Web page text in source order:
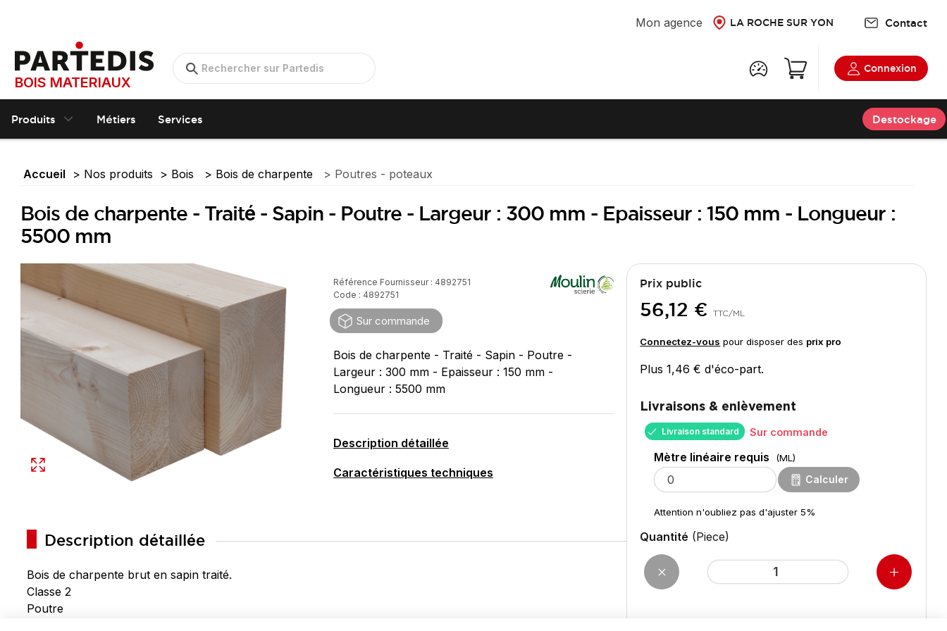
Mon agence LA ROCHE SUR YON Contact
BOIS MATERIAUX
Connexion
Produits Métiers Services Destockage
Accueil Nos produits Bois Bois de charpente Poutres - poteaux
Bois de charpente - Traité - Sapin - Poutre - Largeur : 300 mm - Epaisseur : 150 mm - Longueur :
5500 mm
Référence Fournisseur : 4892751
Code : 4892751
Sur commande
Bois de charpente - Traité - Sapin - Poutre -
Largeur : 300 mm - Epaisseur : 150 mm -
Longueur : 5500 mm
Description détaillée
Caractéristiques techniques
Description détaillée
Bois de charpente brut en sapin traité.
Classe 2
Poutre
Prix public
56,12 € TTC/ML
Connectez-vous pour disposer des prix pro
Plus 1,46 € d'éco-part.
Livraisons & enlèvement
Livraison standard Sur commande
Mètre linéaire requis (ML)
Calculer
Attention n'oubliez pas d'ajuster 5%
Quantité (Piece)